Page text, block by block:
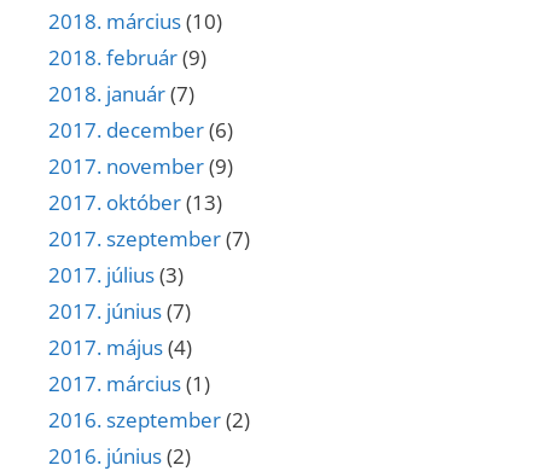
2018. március(10)
2018. február(9)
2018. január(7)
2017. december(6)
2017. november(9)
2017. október(13)
2017. szeptember(7)
2017. július(3)
2017. június(7)
2017. május(4)
2017. március(1)
2016. szeptember(2)
2016. június(2)